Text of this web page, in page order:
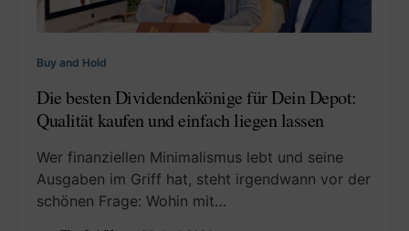
Buy and Hold
Die besten Dividendenkönige für Dein Depot:
Qualität kaufen und einfach liegen lassen
Wer finanziellen Minimalismus lebt und seine
Ausgaben im Griff hat, steht irgendwann vor der
schönen Frage: Wohin mit…